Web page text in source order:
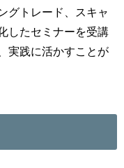
グトレード、スキャ
したセミナーを受講
実践に活かすことが